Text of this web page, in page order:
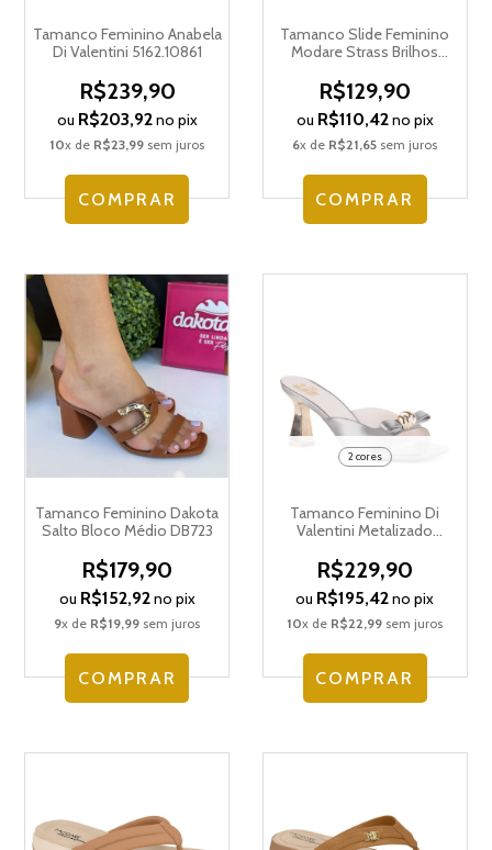
Tamanco Feminino Anabela
Di Valentini 5162.10861
R$239,90
ou R$203,92no pix
10x de R$23,99 sem juros
COMPRAR
Tamanco Slide Feminino
Modare Strass Brilhos
R$129,90
ou R$110,42no pix
6x de R$21,65 sem juros
COMPRAR
Tamanco Feminino Dakota
Salto Bloco Médio DB723
R$179,90
ou R$152,92no pix
9x de R$19,99 sem juros
COMPRAR
2 cores
Tamanco Feminino Di
Valentini Metalizado
R$229,90
ou R$195,42no pix
10x de R$22,99 sem juros
COMPRAR